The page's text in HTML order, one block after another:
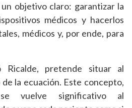
objetivo claro: garantizar la
médicos y hacerlos
médicos y, por ende, para
Ricalde, pretende situar al
la ecuación. Este concepto,
vuelve significativo al